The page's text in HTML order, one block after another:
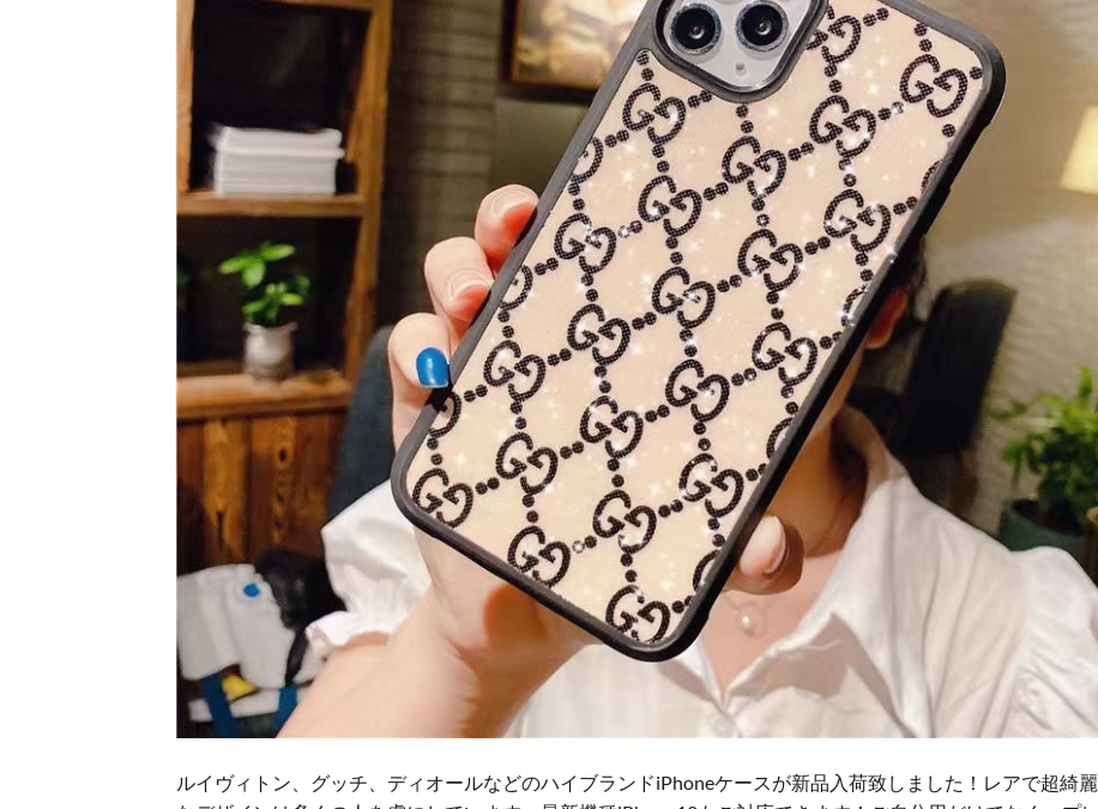
ルイヴィトン、グッチ、ディオールなどのハイブランドiPhoneケースが新品入荷致しました！レアで超綺麗